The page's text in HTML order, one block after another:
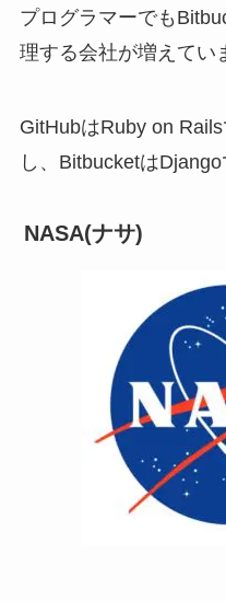
プログラマーでも
理する会社が増えてい
GitHubはRuby on
し、Bitbucketは
NASA(ナサ)